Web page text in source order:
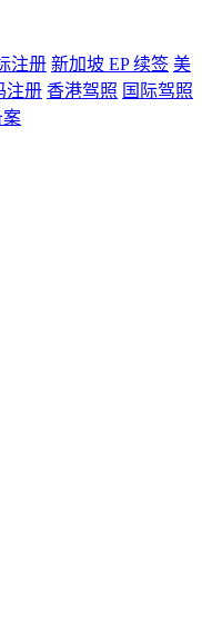
注册 新加坡 EP 续签 美
注册 香港驾照 国际驾照
案